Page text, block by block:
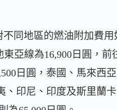
同地區的燃油附加費
亞線為16,900日圓，前
日圓，泰國、馬來西
印尼、印度及斯里蘭